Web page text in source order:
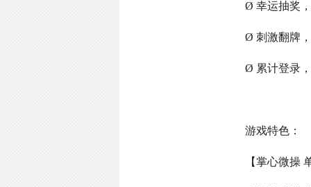
Ø 幸运抽奖
Ø 刺激翻牌
Ø 累计登录
游戏特色：
【掌心微操